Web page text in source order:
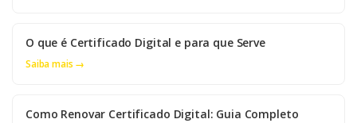
O que é Certificado Digital e para que Serve
Saiba mais →
Como Renovar Certificado Digital: Guia Completo